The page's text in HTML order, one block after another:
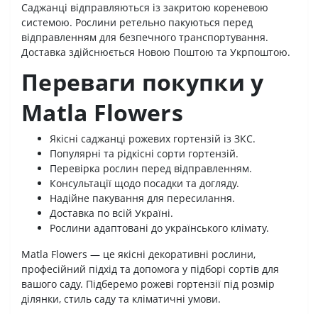
Саджанці відправляються із закритою кореневою
системою. Рослини ретельно пакуються перед
відправленням для безпечного транспортування.
Доставка здійснюється Новою Поштою та Укрпоштою.
Переваги покупки у
Matla Flowers
Якісні саджанці рожевих гортензій із ЗКС.
Популярні та рідкісні сорти гортензій.
Перевірка рослин перед відправленням.
Консультації щодо посадки та догляду.
Надійне пакування для пересилання.
Доставка по всій Україні.
Рослини адаптовані до українського клімату.
Matla Flowers — це якісні декоративні рослини,
професійний підхід та допомога у підборі сортів для
вашого саду. Підберемо рожеві гортензії під розмір
ділянки, стиль саду та кліматичні умови.